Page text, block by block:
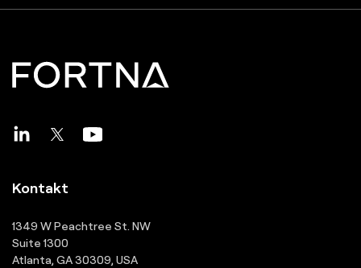
Kontakt
1349 W Peachtree St. NW
Suite 1300
Atlanta, GA 30309, USA